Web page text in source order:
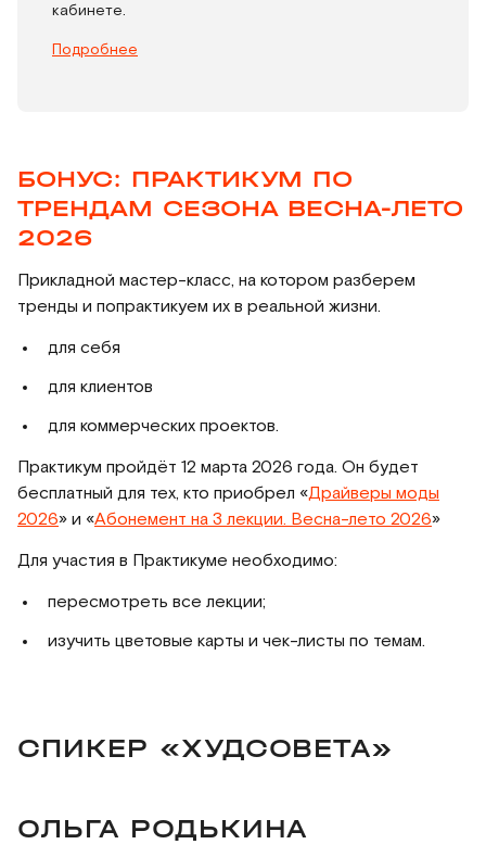
кабинете.
Подробнее
БОНУС: ПРАКТИКУМ ПО
ТРЕНДАМ СЕЗОНА ВЕСНА-ЛЕТО
2026
Прикладной мастер-класс, на котором разберем
тренды и попрактикуем их в реальной жизни.
для себя
для клиентов
для коммерческих проектов.
Практикум пройдёт 12 марта 2026 года. Он будет
бесплатный для тех, кто приобрел «Драйверы моды
2026» и «Абонемент на 3 лекции. Весна-лето 2026»
Для участия в Практикуме необходимо:
пересмотреть все лекции;
изучить цветовые карты и чек-листы по темам.
СПИКЕР «ХУДСОВЕТА»
ОЛЬГА РОДЬКИНА